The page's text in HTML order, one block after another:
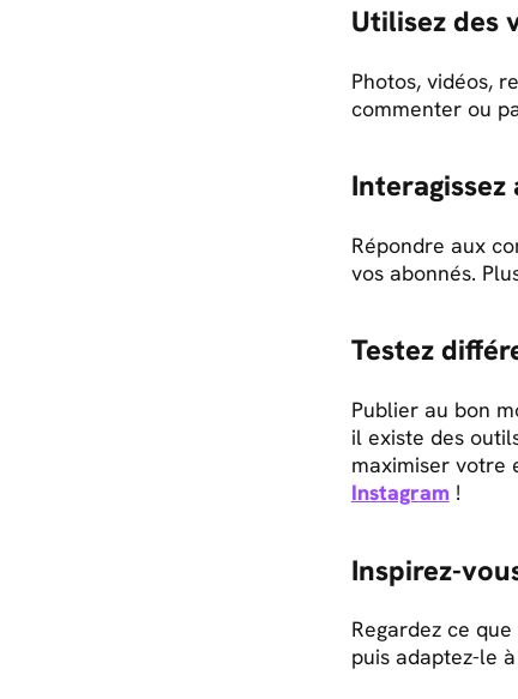
Utilisez des
Photos, vidéos,
commenter ou
Répondre aux
vos abonnés.
Testez
Publier au bon
il existe des
maximiser votre
Instagram!
Inspirez-
Regardez ce
puis adaptez-le